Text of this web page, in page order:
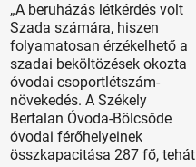
„A beruházás létkérdés volt
Szada számára, hiszen
folyamatosan érzékelhető a
szadai beköltözések okozta
óvodai csoportlétszám-
növekedés. A Székely
Bertalan Óvoda-Bölcsőde
óvodai férőhelyeinek
összkapacitása 287 fő, tehát